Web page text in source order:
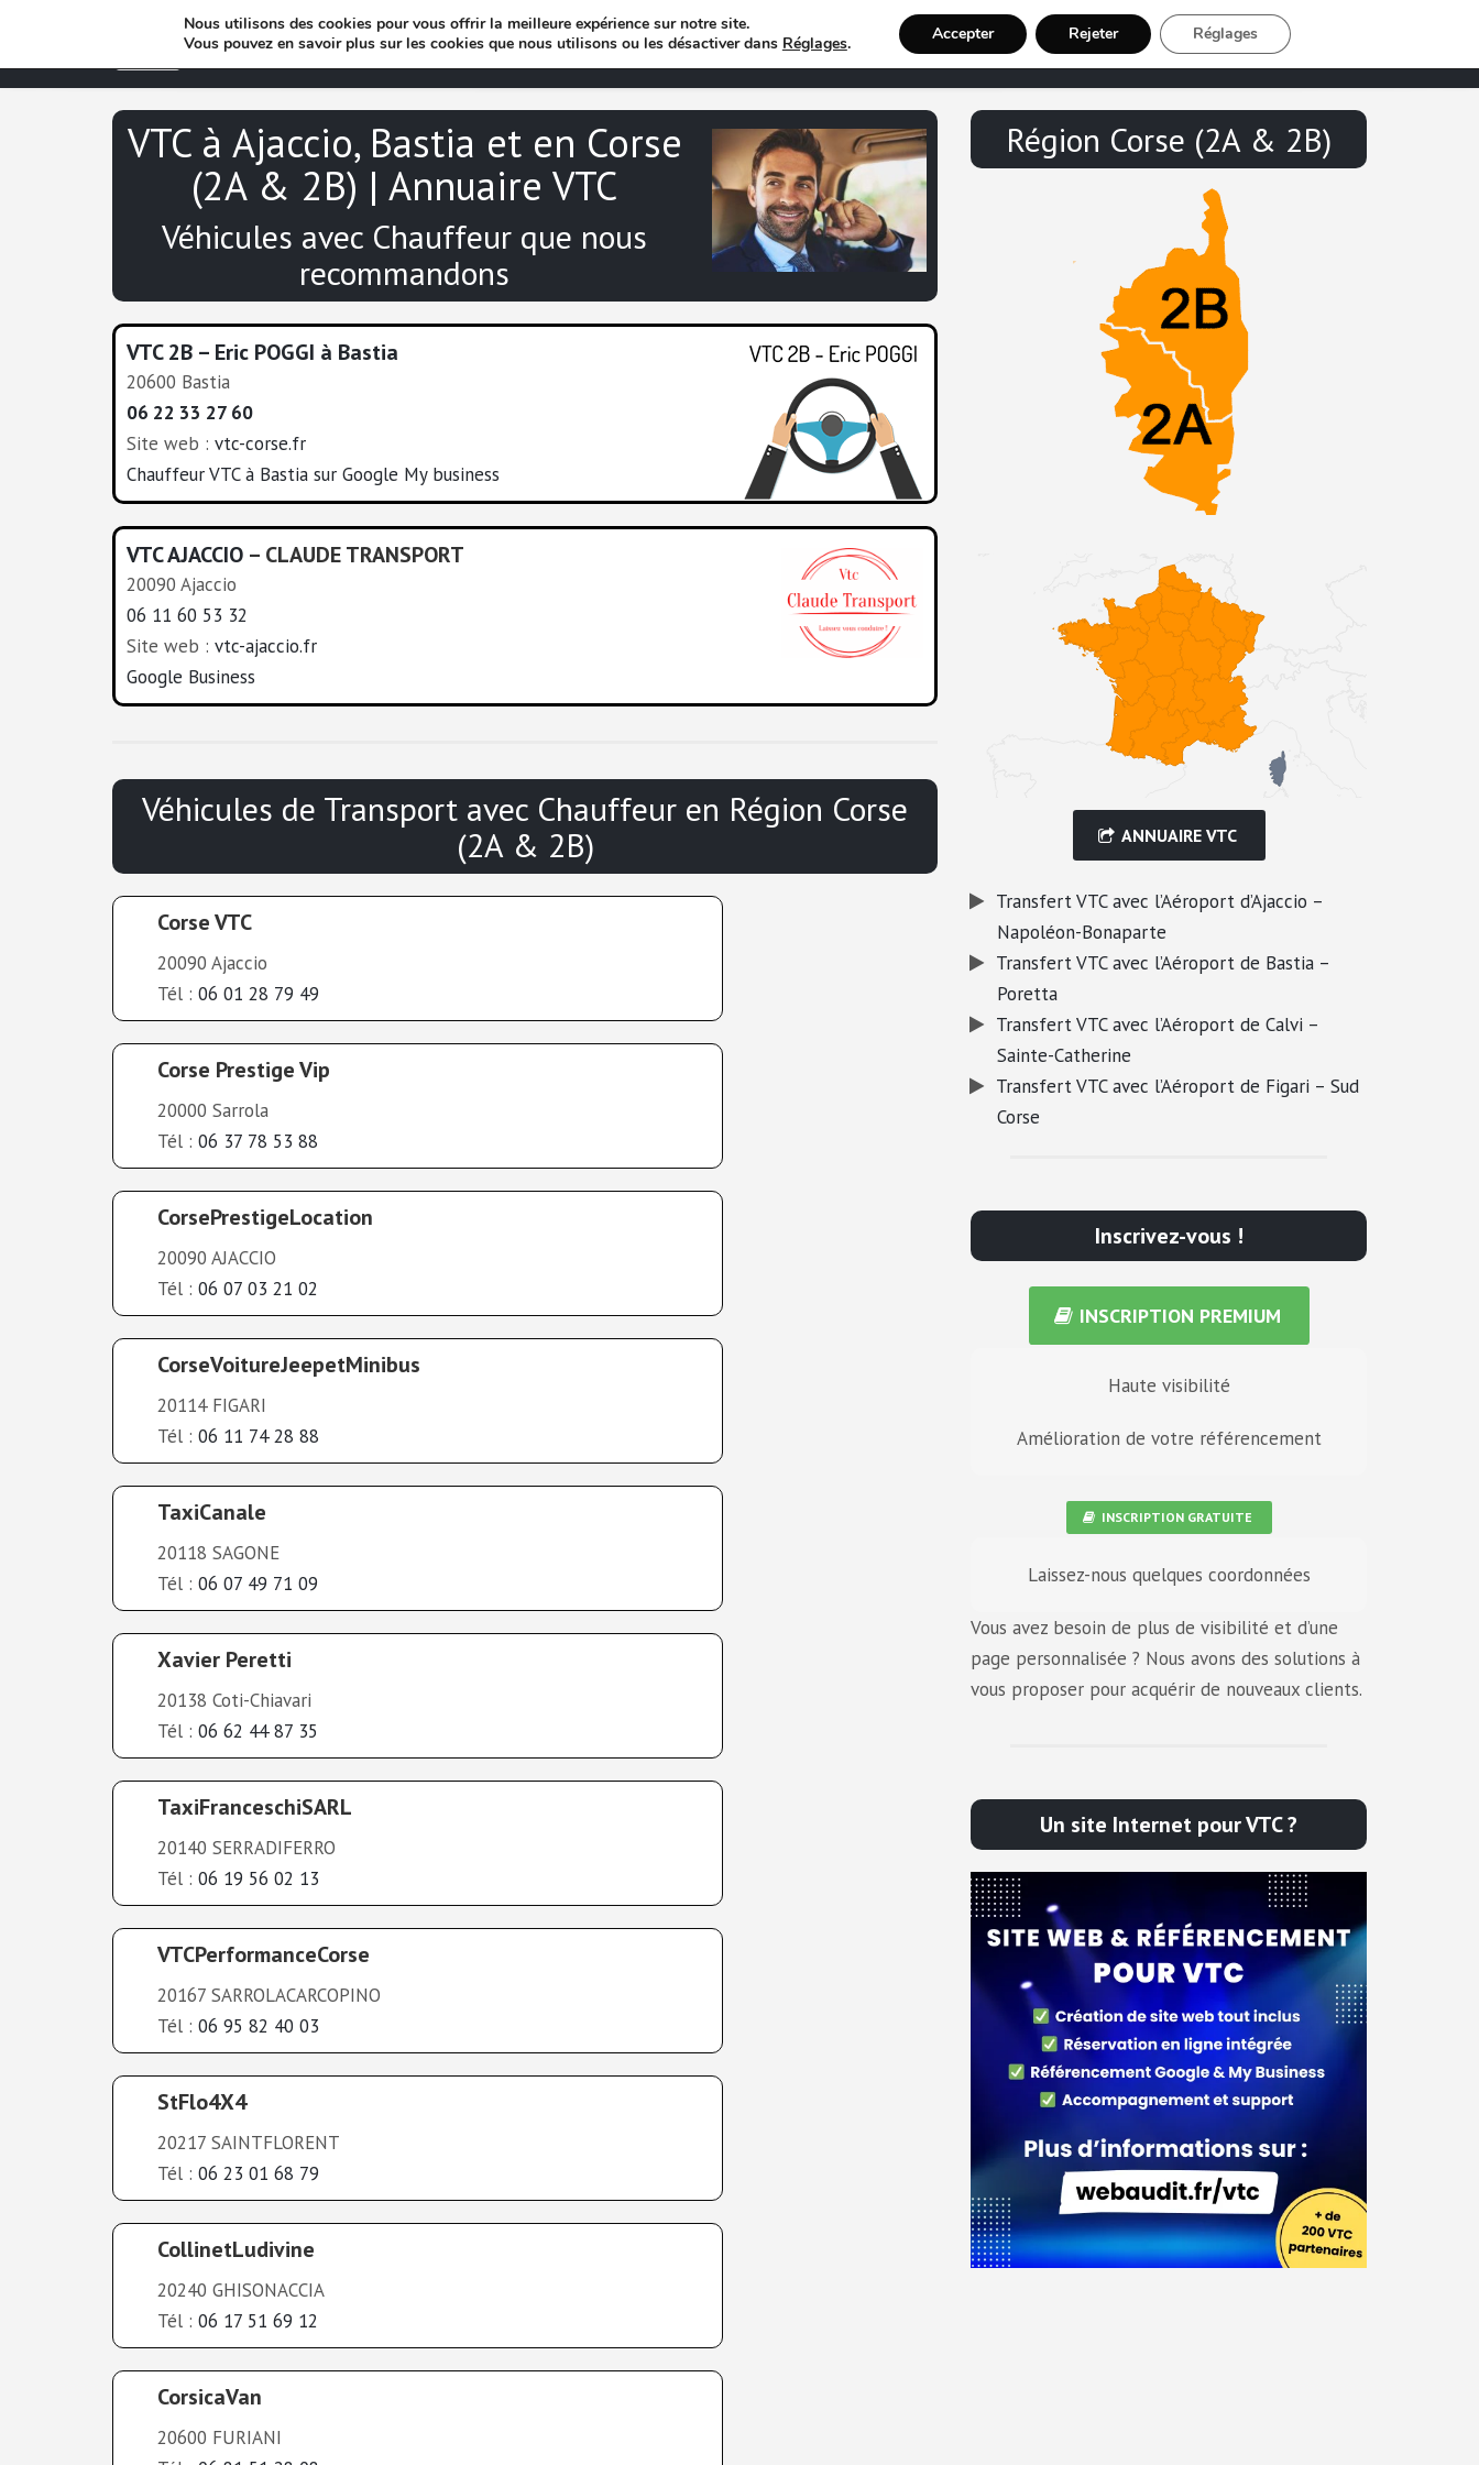
Annuaire VTC Recherche Chauffeur VTC Inscription Chauffeur
VTC à Ajaccio, Bastia et en Corse
(2A & 2B) | Annuaire VTC
Véhicules avec Chauffeur que nous
recommandons
VTC 2B – Eric POGGI à Bastia
20600 Bastia
06 22 33 27 60
Site web : vtc-corse.fr
Chauffeur VTC à Bastia sur Google My business
VTC AJACCIO – CLAUDE TRANSPORT
20090 Ajaccio
06 11 60 53 32
Site web : vtc-ajaccio.fr
Google Business
Véhicules de Transport avec Chauffeur en Région Corse
(2A & 2B)
Corse VTC
20090 Ajaccio
Tél : 06 01 28 79 49
Corse Prestige Vip
20000 Sarrola
Tél : 06 37 78 53 88
CorsePrestigeLocation
20090 AJACCIO
Tél : 06 07 03 21 02
CorseVoitureJeepetMinibus
20114 FIGARI
Tél : 06 11 74 28 88
TaxiCanale
20118 SAGONE
Tél : 06 07 49 71 09
Xavier Peretti
20138 Coti-Chiavari
Tél : 06 62 44 87 35
TaxiFranceschiSARL
20140 SERRADIFERRO
Tél : 06 19 56 02 13
VTCPerformanceCorse
20167 SARROLACARCOPINO
Tél : 06 95 82 40 03
StFlo4X4
20217 SAINTFLORENT
Tél : 06 23 01 68 79
CollinetLudivine
20240 GHISONACCIA
Tél : 06 17 51 69 12
CorsicaVan
20600 FURIANI
Région Corse (2A & 2B)
ANNUAIRE VTC
Transfert VTC avec l’Aéroport d’Ajaccio –
Napoléon-Bonaparte
Transfert VTC avec l’Aéroport de Bastia –
Poretta
Transfert VTC avec l’Aéroport de Calvi –
Sainte-Catherine
Transfert VTC avec l’Aéroport de Figari – Sud
Corse
Inscrivez-vous !
INSCRIPTION PREMIUM
Haute visibilité
Amélioration de votre référencement
INSCRIPTION GRATUITE
Laissez-nous quelques coordonnées
Vous avez besoin de plus de visibilité et d’une
page personnalisée ? Nous avons des solutions à
vous proposer pour acquérir de nouveaux clients.
Un site Internet pour VTC ?
Nous utilisons des cookies pour vous offrir la meilleure expérience sur notre site.
Vous pouvez en savoir plus sur les cookies que nous utilisons ou les désactiver dans Réglages. Accepter Rejeter Réglages